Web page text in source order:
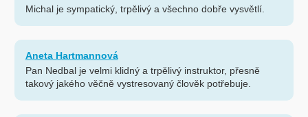
Michal je sympatický, trpělivý a všechno dobře vysvětlí.
Aneta Hartmannová
Pan Nedbal je velmi klidný a trpělivý instruktor, přesně
takový jakého věčně vystresovaný člověk potřebuje.